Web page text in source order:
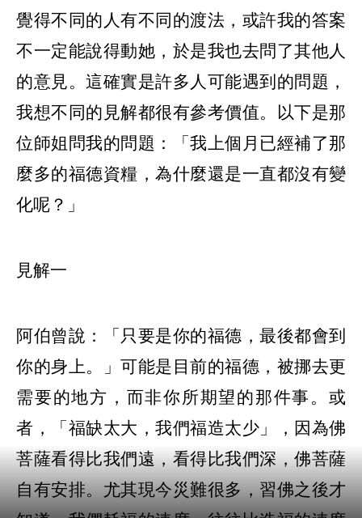
覺得不同的人有不同的渡法，或許我的答案
不一定能說得動她，於是我也去問了其他人
的意見。這確實是許多人可能遇到的問題，
我想不同的見解都很有參考價值。以下是那
位師姐問我的問題：「我上個月已經補了那
麼多的福德資糧，為什麼還是一直都沒有變
化呢？」
見解一
阿伯曾說：「只要是你的福德，最後都會到
你的身上。」可能是目前的福德，被挪去更
需要的地方，而非你所期望的那件事。或
者，「福缺太大，我們福造太少」，因為佛
菩薩看得比我們遠，看得比我們深，佛菩薩
自有安排。尤其現今災難很多，習佛之後才